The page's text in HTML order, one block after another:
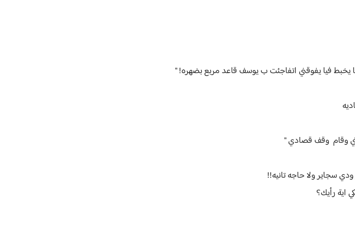
يخبط فيا يفوقني اتفاجئت ب يوسف قاعد مربع بضهره! "
وقام وقف قصادي "
سجاير ولا حاجه تانيه!!
اية رأيك؟